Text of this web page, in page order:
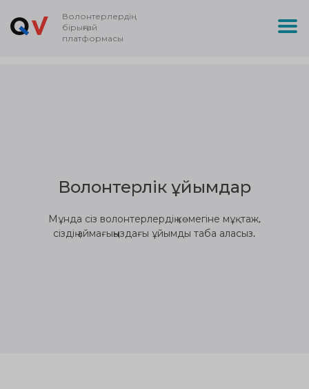
Волонтерлердің
бірыңғай
платформасы
Волонтерлік ұйымдар
Мұнда сіз волонтерлердің көмегіне мұқтаж,
сіздің аймағыңыздағы ұйымды таба аласыз.